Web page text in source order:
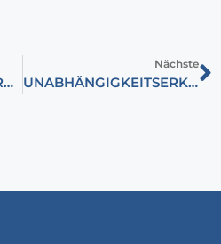
WIR MÜSSEN DORT PRÄSENT SEIN, WO DIE GRÖSSTEN KÖPFE DER WELT TÄTIG SIND
Nächste
UNABHÄNGIGKEITSERKLÄRUNG DER UNGARISCHEN NATION, 1849